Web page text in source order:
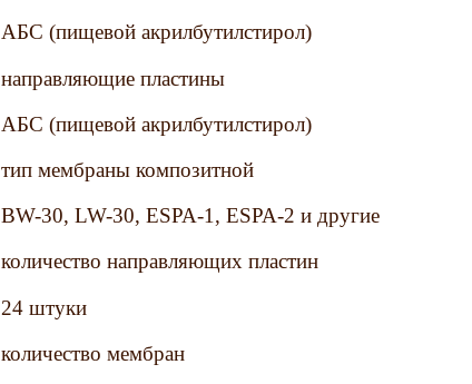
АБС (пищевой акрилбутилстирол)
направляющие пластины
АБС (пищевой акрилбутилстирол)
тип мембраны композитной
BW-30, LW-30, ESPA-1, ESPA-2 и другие
количество направляющих пластин
24 штуки
количество мембран